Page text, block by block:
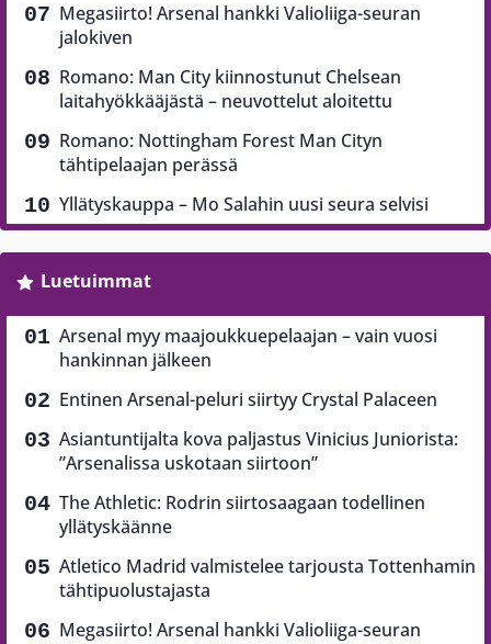
Megasiirto! Arsenal hankki Valioliiga-seuran
jalokiven
Romano: Man City kiinnostunut Chelsean
laitahyökkääjästä – neuvottelut aloitettu
Romano: Nottingham Forest Man Cityn
tähtipelaajan perässä
Yllätyskauppa – Mo Salahin uusi seura selvisi
Luetuimmat
Arsenal myy maajoukkuepelaajan – vain vuosi
hankinnan jälkeen
Entinen Arsenal-peluri siirtyy Crystal Palaceen
Asiantuntijalta kova paljastus Vinicius Juniorista:
”Arsenalissa uskotaan siirtoon”
The Athletic: Rodrin siirtosaagaan todellinen
yllätyskäänne
Atletico Madrid valmistelee tarjousta Tottenhamin
tähtipuolustajasta
Megasiirto! Arsenal hankki Valioliiga-seuran